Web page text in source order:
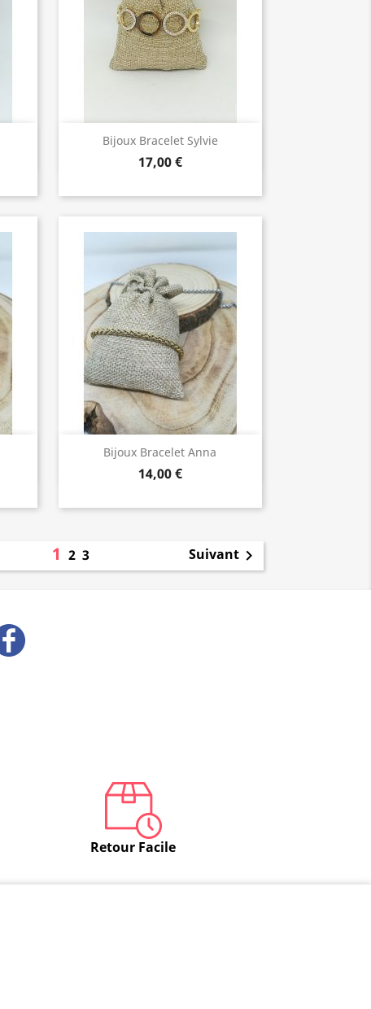
Bijoux Bracelet Sylvie
17,00 €
Bijoux de Qualité
Bijoux Bracelet Anna
14,00 €
Bijoux de Qualité
1 2 3 Suivant
Retour Facile